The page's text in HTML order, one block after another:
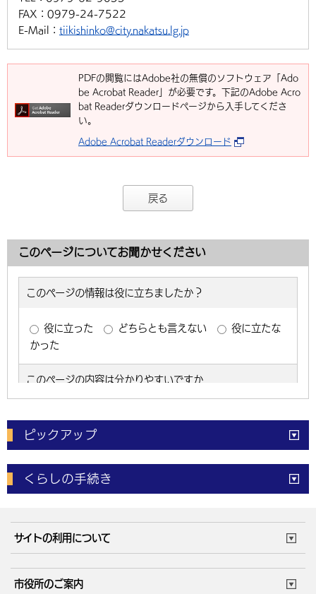
FAX： 0979-24-7522
E-Mail： tiikishinko@city.nakatsu.lg.jp
PDFの閲覧にはAdobe社の無償のソフトウェア「Ado
be Acrobat Reader」が必要です。下記のAdobe Acro
bat Readerダウンロードページから入手してくださ
い。
Adobe Acrobat Readerダウンロード
戻る
このページについてお聞かせください
ピックアップ
電子申請 窓口の混雑状況
体育施設予約状況 ご意見・ご要望
くらしの手続き
成人・仕事
住まい・引越 ごみ・環境
サイトの利用について
市役所のご案内